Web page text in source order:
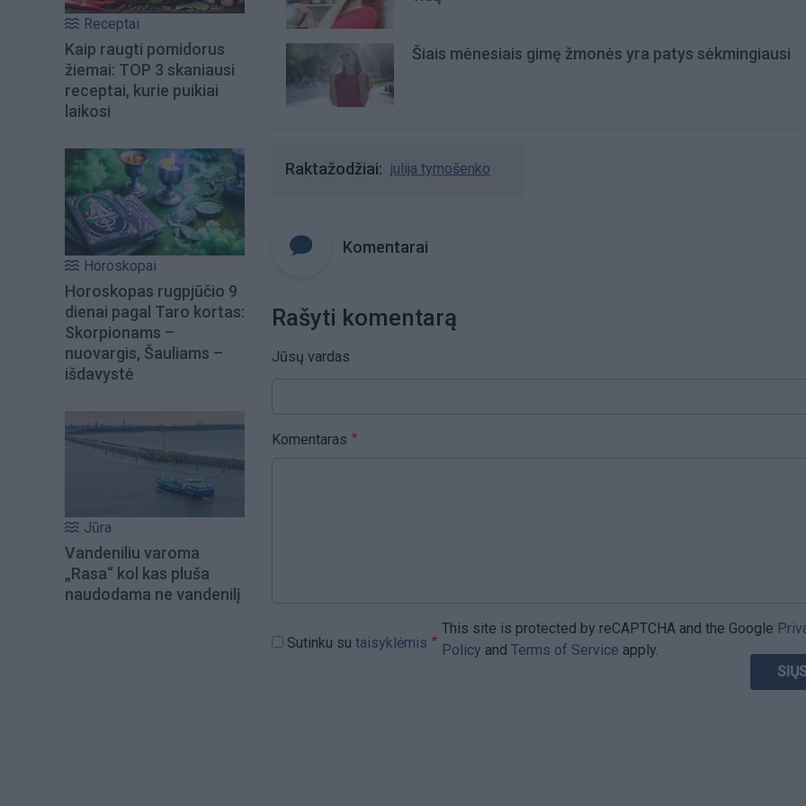
Receptai
Kaip raugti pomidorus
žiemai: TOP 3 skaniausi
receptai, kurie puikiai
laikosi
Horoskopai
Horoskopas rugpjūčio 9
dienai pagal Taro kortas:
Skorpionams –
nuovargis, Šauliams –
išdavystė
Jūra
Vandeniliu varoma
„Rasa“ kol kas pluša
naudodama ne vandenilį
Šiais mėnesiais gimę žmonės yra patys sėkmingiausi
Raktažodžiai julija tymošenko
Komentarai
Rašyti komentarą
Jūsų vardas
Komentaras
Sutinku su taisyklėmis
This site is protected by reCAPTCHA and the Google
Policy and Terms of Service apply.